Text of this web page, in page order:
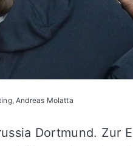
Andreas Molatta
Dortmund. Zur